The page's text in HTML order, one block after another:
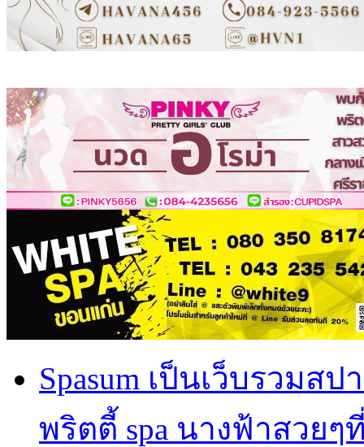
Spasum เป็นเว็บรวม
พริตตี้ spa นางฟ้าสวย